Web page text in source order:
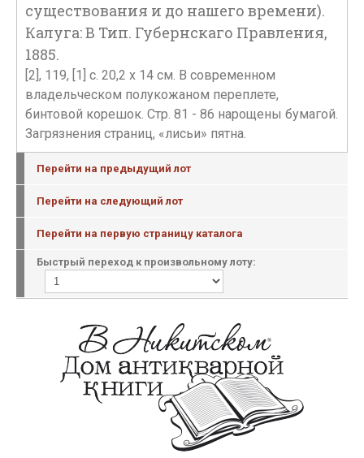
существования и до нашего времени).
Калуга: В Тип. Губернскаго Правления,
1885.
[2], 119, [1] с. 20,2 х 14 см. В современном
владельческом полукожаном переплете,
бинтовой корешок. Стр. 81 - 86 нарощены бумагой.
Загрязнения страниц, «лисьи» пятна.
Перейти на предыдущий лот
Перейти на следующий лот
Перейти на первую страницу каталога
Быстрый переход к произвольному лоту: